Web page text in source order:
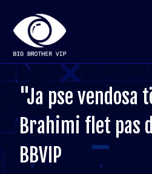
"Ja pse vendosa
Brahimi flet pas
BBVIP